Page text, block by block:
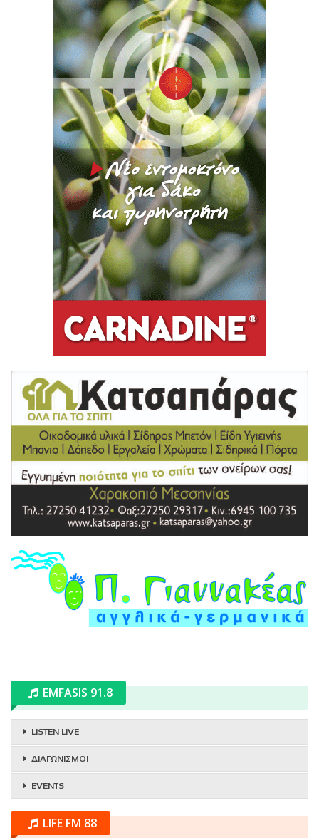
EMFASIS 91.8
LISTEN LIVE
ΔΙΑΓΩΝΙΣΜΟΙ
EVENTS
LIFE FM 88